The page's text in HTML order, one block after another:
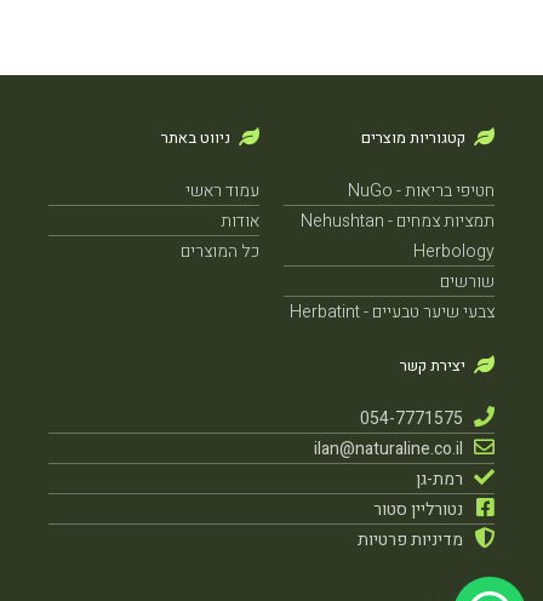
קטגוריות מוצרים
חטיפי בריאות - NuGo
תמציות צמחים - Nehushtan
Herbology
שורשים
צבעי שיער טבעיים - Herbatint
ניווט באתר
עמוד ראשי
אודות
כל המוצרים
יצירת קשר
054-7771575
ilan@naturaline.co.il
רמת-גן
נטורליין סטור
מדיניות פרטיות